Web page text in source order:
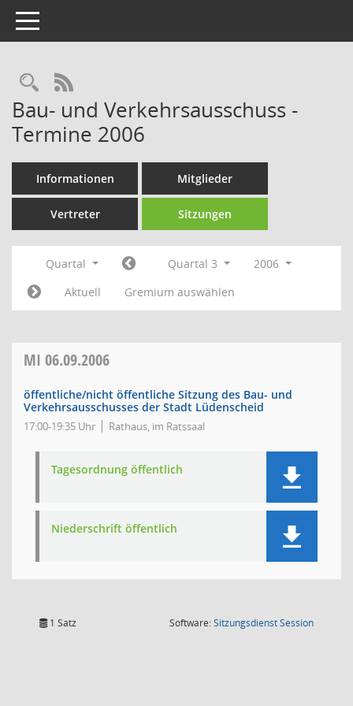
Toggle navigation
Rechercheauswahl
RSS-Feed
Bau- und Verkehrsausschuss -
Termine 2006
Informationen Mitglieder
Vertreter Sitzungen
Quartal Quartal 3
2006
Aktuell
Gremium auswählen
MI 06.09.2006
öffentliche/nicht öffentliche Sitzung des Bau- und
Verkehrsausschusses der Stadt Lüdenscheid
17:00-19:35 Uhr Rathaus, im Ratssaal
Tagesordnung öffentlich
Niederschrift öffentlich
1 Satz Software:SitzungsdienstSession(Wird in